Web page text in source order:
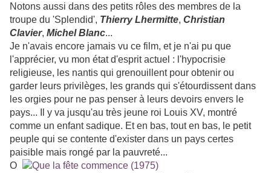
Notons aussi dans des petits rôles des membres de la
troupe du 'Splendid', Thierry Lhermitte, Christian
Clavier, Michel Blanc...
Je n'avais encore jamais vu ce film, et je n'ai pu que
l'apprécier, vu mon état d'esprit actuel : l'hypocrisie
religieuse, les nantis qui grenouillent pour obtenir ou
garder leurs privilèges, les grands qui s'étourdissent dans
les orgies pour ne pas penser à leurs devoirs envers le
pays... Il y va jusqu'au très jeune roi Louis XV, montré
comme un enfant sadique. Et en bas, tout en bas, le petit
peuple qui se contente d'exister dans un pays certes
paisible mais rongé par la pauvreté...
O